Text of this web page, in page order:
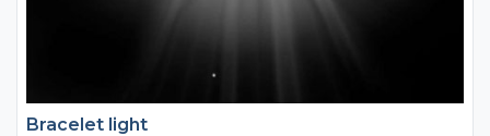
Bracelet light